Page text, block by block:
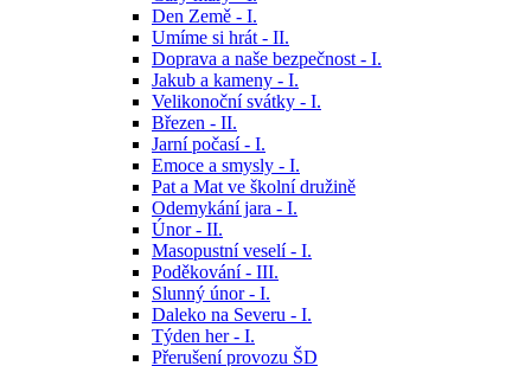
Den Země - I.
Umíme si hrát - II.
Doprava a naše bezpečnost - I.
Jakub a kameny - I.
Velikonoční svátky - I.
Březen - II.
Jarní počasí - I.
Emoce a smysly - I.
Pat a Mat ve školní družině
Odemykání jara - I.
Únor - II.
Masopustní veselí - I.
Poděkování - III.
Slunný únor - I.
Daleko na Severu - I.
Týden her - I.
Přerušení provozu ŠD